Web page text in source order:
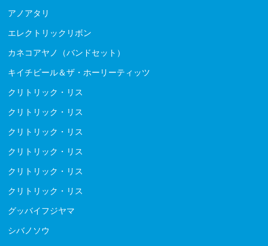
アノアタリ
エレクトリックリボン
カネコアヤノ（バンドセット）
キイチビール＆ザ・ホーリーティッツ
クリトリック・リス
クリトリック・リス
クリトリック・リス
クリトリック・リス
クリトリック・リス
クリトリック・リス
グッバイフジヤマ
シバノソウ